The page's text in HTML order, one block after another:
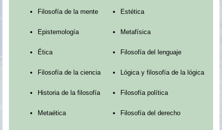
Filosofía de la mente Estética
Epistemología Metafísica
Ética Filosofía del lenguaje
Filosofía de la ciencia Lógica y filosofía de la lógica
Historia de la filosofía Filosofía política
Metaética Filosofía del derecho